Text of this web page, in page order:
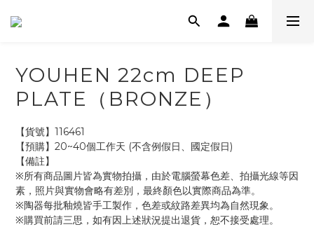
YOUHEN 22cm DEEP
PLATE（BRONZE）
【貨號】116461
【預購】20~40個工作天 (不含例假日、國定假日)
【備註】
※所有商品圖片皆為實物拍攝，由於電腦螢幕色差、拍攝光線等因
素，照片與實物會略有差別，最終顏色以實際商品為準。
※陶器每批釉燒皆手工製作，色差或紋路差異均為自然現象。
※購買前請三思，如有因上述狀況提出退貨，恕不接受處理。